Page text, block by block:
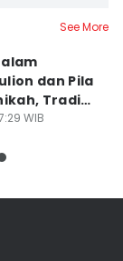
See More
dan Pila
Tradisi
WIB